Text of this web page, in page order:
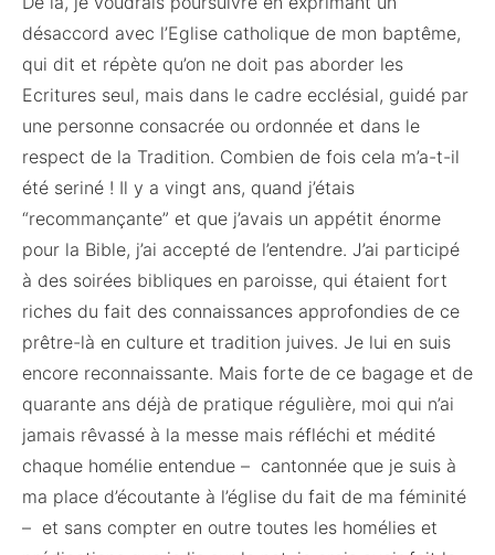
désaccord avec l’Eglise catholique de mon baptême,
qui dit et répète qu’on ne doit pas aborder les
Ecritures seul, mais dans le cadre ecclésial, guidé par
une personne consacrée ou ordonnée et dans le
respect de la Tradition. Combien de fois cela m’a-t-il
été seriné ! Il y a vingt ans, quand j’étais
“recommançante” et que j’avais un appétit énorme
pour la Bible, j’ai accepté de l’entendre. J’ai participé
à des soirées bibliques en paroisse, qui étaient fort
riches du fait des connaissances approfondies de ce
prêtre-là en culture et tradition juives. Je lui en suis
encore reconnaissante. Mais forte de ce bagage et de
quarante ans déjà de pratique régulière, moi qui n’ai
jamais rêvassé à la messe mais réfléchi et médité
chaque homélie entendue – cantonnée que je suis à
ma place d’écoutante à l’église du fait de ma féminité
– et sans compter en outre toutes les homélies et